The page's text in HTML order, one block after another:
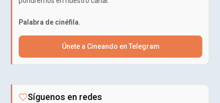
Palabra de cinéfila.
Únete a Cineando en Telegram
Síguenos en redes